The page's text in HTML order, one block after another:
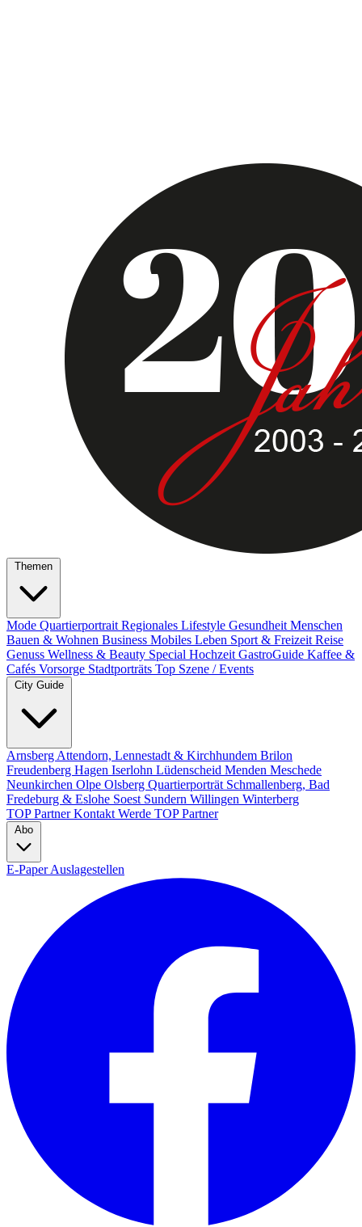
Themen
Mode Quartierportrait Regionales Lifestyle Gesundheit Menschen
Bauen & Wohnen Business Mobiles Leben Sport & Freizeit Reise
Genuss Wellness & Beauty Special Hochzeit GastroGuide Kaffee &
Cafés Vorsorge Stadtporträts Top Szene / Events
City Guide
Arnsberg Attendorn, Lennestadt & Kirchhundem Brilon
Freudenberg Hagen Iserlohn Lüdenscheid Menden Meschede
Neunkirchen Olpe Olsberg Quartierporträt Schmallenberg, Bad
Fredeburg & Eslohe Soest Sundern Willingen Winterberg
TOP PartnerKontakt Werde TOP Partner
Abo
E-PaperAuslagestellen